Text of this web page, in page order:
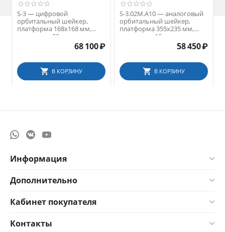
S-3 — цифровой
орбитальный шейкер,
платформа 168х168 мм,
амплитуда 20 мм
68 100₽
В КОРЗИНУ
S-3.02М.А10 — аналоговый
орбитальный шейкер,
платформа 355х235 мм,
амплитуда 10 мм
58 450₽
В КОРЗИНУ
Информация
Дополнительно
Кабинет покупателя
Контакты